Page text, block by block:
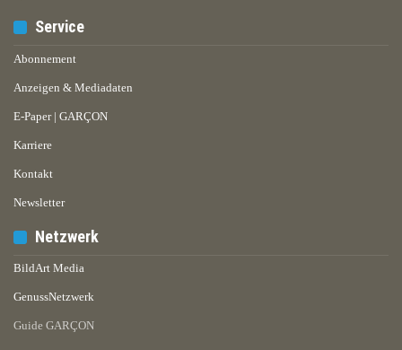
Service
Abonnement
Anzeigen & Mediadaten
E-Paper | GARÇON
Karriere
Kontakt
Newsletter
Netzwerk
BildArt Media
GenussNetzwerk
Guide GARÇON